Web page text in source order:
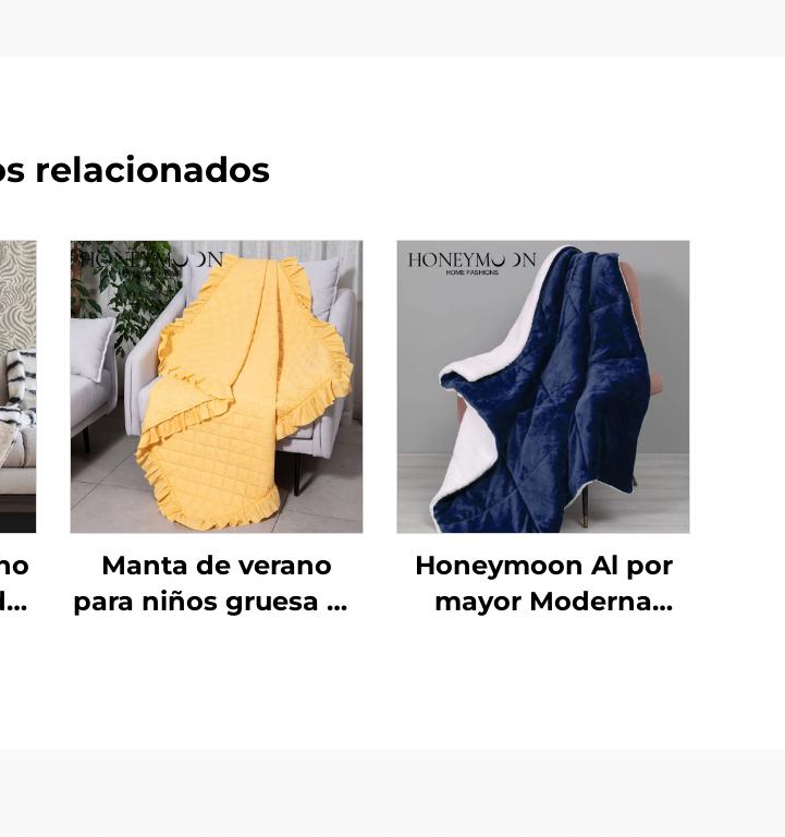
relacionados
Manta de verano
para niños gruesa de
Honeymoon Al por
mayor Moderna